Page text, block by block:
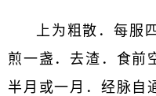
上为粗散．每服
煎一盏．去渣．食前
半月或一月．经脉自